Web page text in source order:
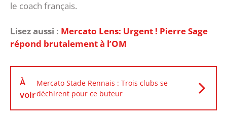
le coach français.
Lisez aussi : Mercato Lens: Urgent ! Pierre Sage
répond brutalement à l’OM
À
voir
Mercato Stade Rennais : Trois clubs se
déchirent pour ce buteur